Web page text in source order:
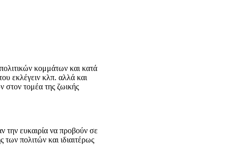
κομμάτων και κατά
εκλέγειν κλπ. αλλά και
στον τομέα της ζωικής
την ευκαιρία να προβούν σε
πολιτών και ιδιαιτέρως